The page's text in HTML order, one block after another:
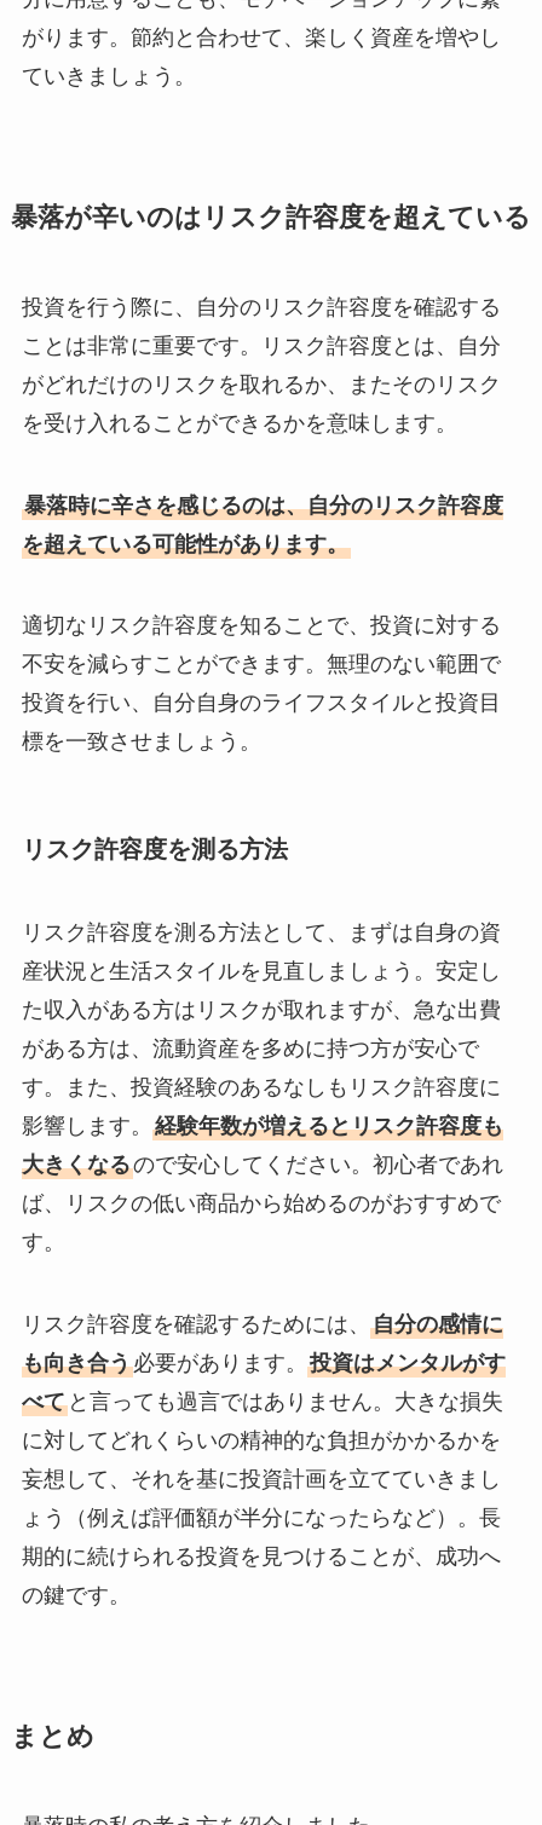
がります。節約と合わせて、楽しく資産を増やし
ていきましょう。
暴落が辛いのはリスク許容度を超えている
投資を行う際に、自分のリスク許容度を確認する
ことは非常に重要です。リスク許容度とは、自分
がどれだけのリスクを取れるか、またそのリスク
を受け入れることができるかを意味します。
暴落時に辛さを感じるのは、自分のリスク許容度
を超えている可能性があります。
適切なリスク許容度を知ることで、投資に対する
不安を減らすことができます。無理のない範囲で
投資を行い、自分自身のライフスタイルと投資目
標を一致させましょう。
リスク許容度を測る方法
リスク許容度を測る方法として、まずは自身の資
産状況と生活スタイルを見直しましょう。安定し
た収入がある方はリスクが取れますが、急な出費
がある方は、流動資産を多めに持つ方が安心で
す。また、投資経験のあるなしもリスク許容度に
影響します。 経験年数が増えるとリスク許容度も
大きくなるので安心してください。初心者であれ
ば、リスクの低い商品から始めるのがおすすめで
す。
リスク許容度を確認するためには、 自分の感情に
も向き合う必要があります。 投資はメンタルがす
べてと言っても過言ではありません。大きな損失
に対してどれくらいの精神的な負担がかかるかを
妄想して、それを基に投資計画を立てていきまし
ょう（例えば評価額が半分になったらなど）。長
期的に続けられる投資を見つけることが、成功へ
の鍵です。
まとめ